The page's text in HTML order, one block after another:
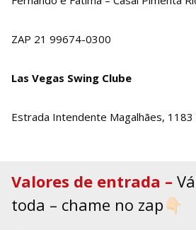
ZAP 21 99674-0300
Las Vegas Swing Clube
Estrada Intendente Magalhães, 1183
Valores de entrada –
toda – chame no zap👇🏻